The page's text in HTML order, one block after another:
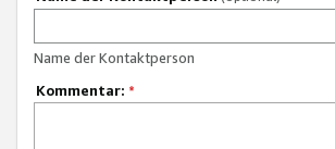
Name der Kontaktperson
Kommentar: *